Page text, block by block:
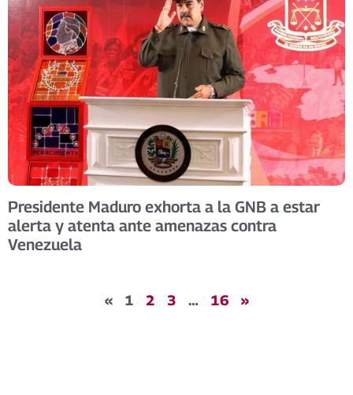
Presidente Maduro exhorta a la GNB a estar
alerta y atenta ante amenazas contra
Venezuela
« 1 2 3 … 16 »